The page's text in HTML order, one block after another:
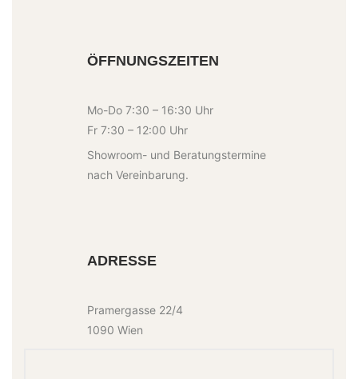
ÖFFNUNGSZEITEN
Mo-Do 7:30 – 16:30 Uhr
Fr 7:30 – 12:00 Uhr
Showroom- und Beratungstermine
nach Vereinbarung.
ADRESSE
Pramergasse 22/4
1090 Wien